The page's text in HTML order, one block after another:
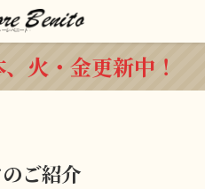
火・金更新中！
ご紹介